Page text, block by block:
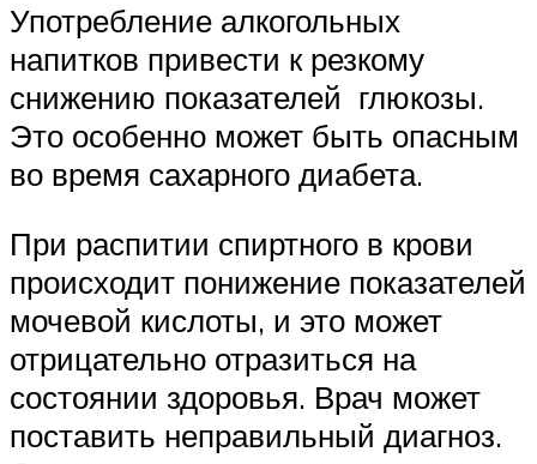
Употребление алкогольных
напитков привести к резкому
снижению показателей глюкозы.
Это особенно может быть опасным
во время сахарного диабета.
При распитии спиртного в крови
происходит понижение показателей
мочевой кислоты, и это может
отрицательно отразиться на
состоянии здоровья. Врач может
поставить неправильный диагноз.